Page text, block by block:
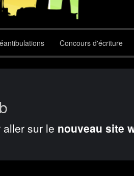
Concours d'écriture
sur le nouveau site